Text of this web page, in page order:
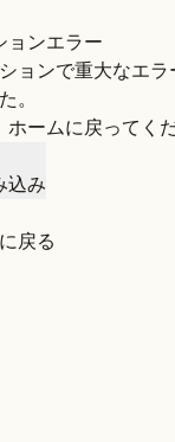
ョンエラー
ョンで重大なエラ
。
ームに戻ってくだ
込み
戻る